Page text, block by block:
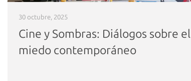
30 octubre, 2025
Cine y Sombras: Diálogos sobre el
miedo contemporáneo